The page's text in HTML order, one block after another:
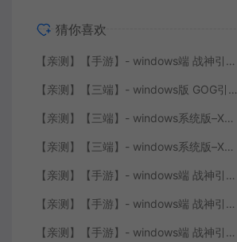
猜你喜欢
【亲测】【手游】- windows端 战神引擎 传奇手游 单职业 上古沉默完整版 白猪3.0免费版 安卓+苹果+教程+工具
【亲测】【三端】- windows版 GOG引擎三职业版本 中原沉默 团购版 已整理配套微端 直接改IP即可进入游戏
【亲测】【三端】- windows系统版–XO引擎 2024.4.15整理 最新无限制 版本 1.80九龙特色星王合击版
【亲测】【三端】- windows系统版–XO0129-服务端 双端 引擎相关资料 2024.4.15 整理无限制 只有引擎和客户端 无版本
【亲测】【手游】- windows端 战神引擎 传奇手游 单职业 仙域劫 白猪3.0免费版 红包 生肖 时装 境界 龙魂 盾牌 法宝 安卓+苹果+教程+工具 安卓+苹果+教程+工具
【亲测】【手游】- windows端 战神引擎 传奇手游 复古三职业 180 火龙大陆 白猪3.0免费版 赞助 转生 变身 修炼 神器 生肖 技能修炼 狂暴 积分 安卓+苹果+教程+工具
【亲测】【手游】- windows端 战神引擎 传奇手游 三职业 180 再战风云六大路 任务 特戒 狂暴 自动回收 赞助 炫彩魂环 爵位 转生 安卓+苹果+教程+工具